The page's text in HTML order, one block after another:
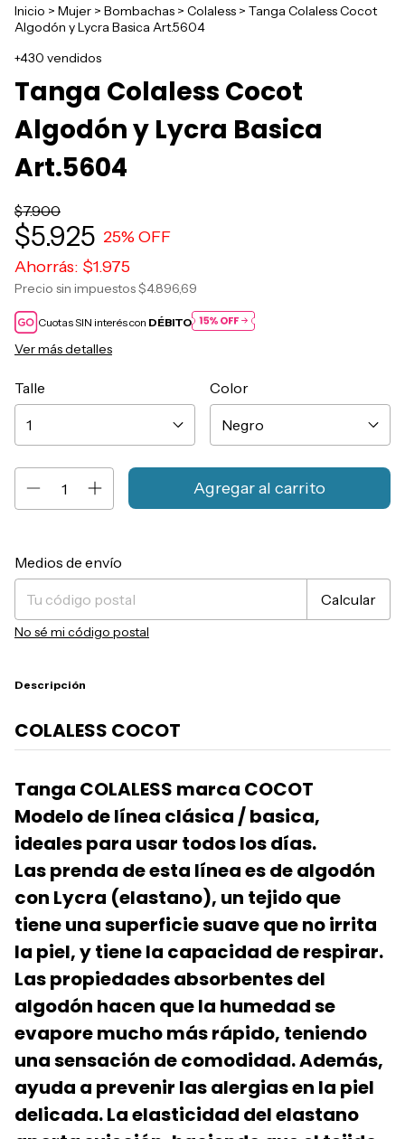
Inicio > Mujer > Bombachas > Colaless > Tanga Colaless Cocot
Algodón y Lycra Basica Art.5604
+430 vendidos
Tanga Colaless Cocot
Algodón y Lycra Basica
Art.5604
$7.900
$5.925 25% OFF
Ahorrás: $1.975
Precio sin impuestos$4.896,69
Cuotas SIN interés con DÉBITO
Ver más detalles
Talle Color
Entregas para el CP:
Medios de envío
Calcular
No sé mi código postal
Descripción
COLALESS COCOT
Tanga COLALESS marca COCOT
Modelo de línea clásica / basica,
ideales para usar todos los días.
Las prenda de esta línea es de algodón
con Lycra (elastano), un tejido que
tiene una superficie suave que no irrita
la piel, y tiene la capacidad de respirar.
Las propiedades absorbentes del
algodón hacen que la humedad se
evapore mucho más rápido, teniendo
una sensación de comodidad. Además,
ayuda a prevenir las alergias en la piel
delicada. La elasticidad del elastano